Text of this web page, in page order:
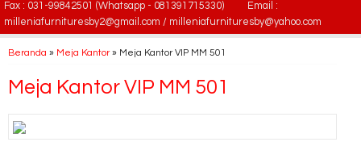
Fax : 031-99842501 (Whatsapp - 081391715330)
Email :
milleniafurnituresby2@gmail.com / milleniafurnituresby@yahoo.com
Beranda » Meja Kantor» Meja Kantor VIP MM 501
Meja Kantor VIP MM 501